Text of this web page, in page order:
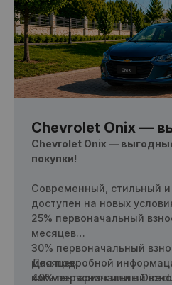
Chevrolet Onix —
условия для
Chevrolet Onix —
покупки!
Современный, стильный
доступен на новых
25% первоначальный
месяцев
30% первоначальный
месяцев
40% первоначальный
Для подробной
комментариях или в